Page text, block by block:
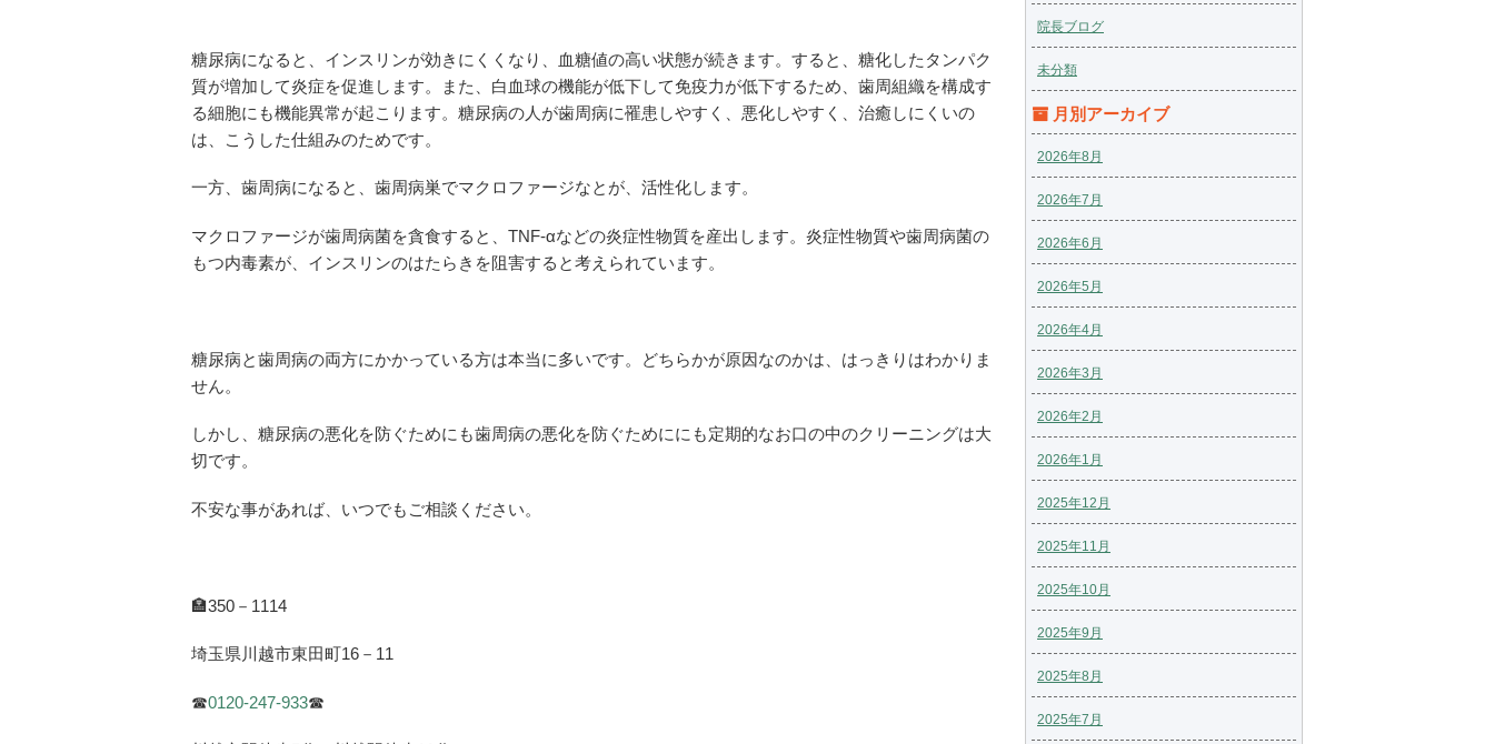
糖尿病になると、インスリンが効きにくくなり、血糖値の高い状態が続きます。すると、糖化したタンパク
質が増加して炎症を促進します。また、白血球の機能が低下して免疫力が低下するため、歯周組織を構成す
る細胞にも機能異常が起こります。糖尿病の人が歯周病に罹患しやすく、悪化しやすく、治癒しにくいの
は、こうした仕組みのためです。
一方、歯周病になると、歯周病巣でマクロファージなとが、活性化します。
マクロファージが歯周病菌を貪食すると、TNF-αなどの炎症性物質を産出します。炎症性物質や歯周病菌の
もつ内毒素が、インスリンのはたらきを阻害すると考えられています。
糖尿病と歯周病の両方にかかっている方は本当に多いです。どちらかが原因なのかは、はっきりはわかりま
せん。
しかし、糖尿病の悪化を防ぐためにも歯周病の悪化を防ぐためににも定期的なお口の中のクリーニングは大
切です。
不安な事があれば、いつでもご相談ください。
🏣350 － 1114
埼玉県川越市東田町16 － 11
☎0120-247-933☎
院長ブログ
未分類
月別アーカイブ
2026年8月
2026年7月
2026年6月
2026年5月
2026年4月
2026年3月
2026年2月
2026年1月
2025年12月
2025年11月
2025年10月
2025年9月
2025年8月
2025年7月